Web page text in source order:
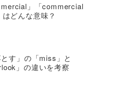
」「commercial
どんな意味？
とす」の「miss」と
」の違いを考察